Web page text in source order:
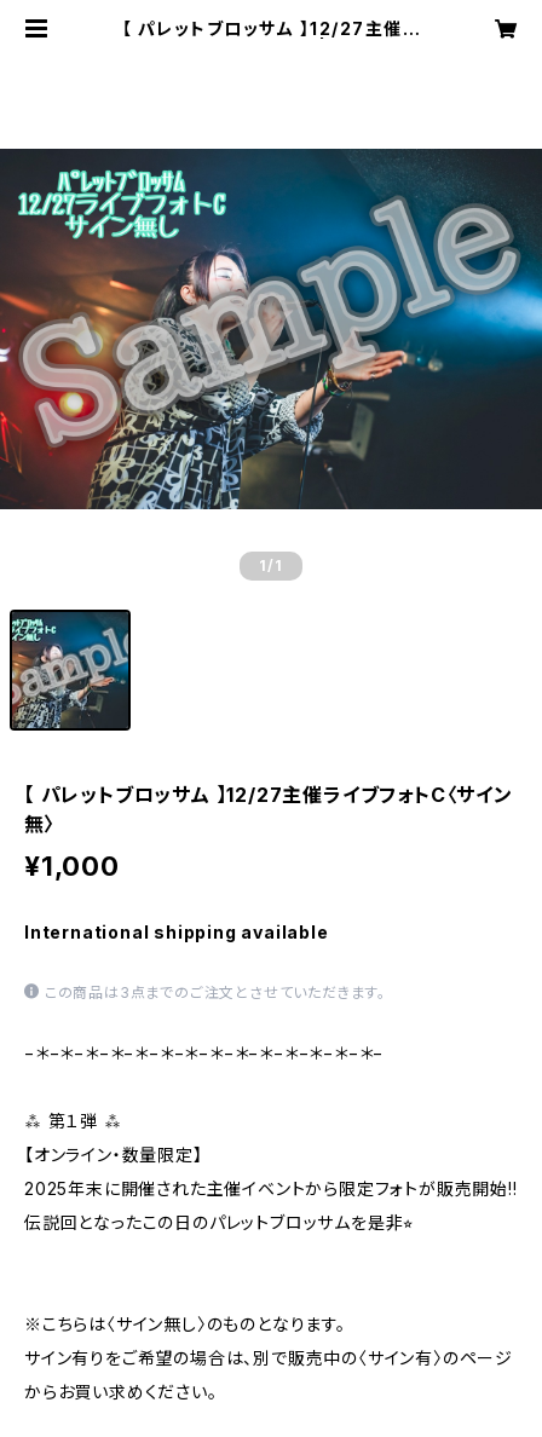
【 パレットブロッサム 】12/27主催ラ
1 /1
【 パレットブロッサム 】12/27主催ライブフォトC〈サイン
無〉
¥1,000
International shipping available
この商品は3点までのご注文とさせていただきます。
−＊−＊−＊−＊−＊−＊−＊−＊−＊−＊−＊−＊−＊−＊−
⁂ 第１弾 ⁂
【オンライン・数量限定】
2025年末に開催された主催イベントから限定フォトが販売開始!!
伝説回となったこの日のパレットブロッサムを是非⭐︎
※こちらは〈サイン無し〉のものとなります。
サイン有りをご希望の場合は、別で販売中の〈サイン有〉のページ
からお買い求めください。